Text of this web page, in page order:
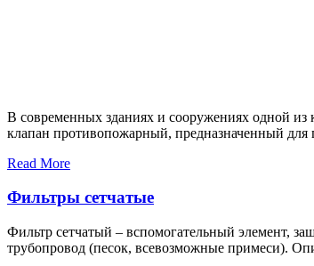
В современных зданиях и сооружениях одной из
клапан противопожарный, предназначенный для
Read More
Фильтры сетчатые
Фильтр сетчатый – вспомогательный элемент,
трубопровод (песок, всевозможные примеси).